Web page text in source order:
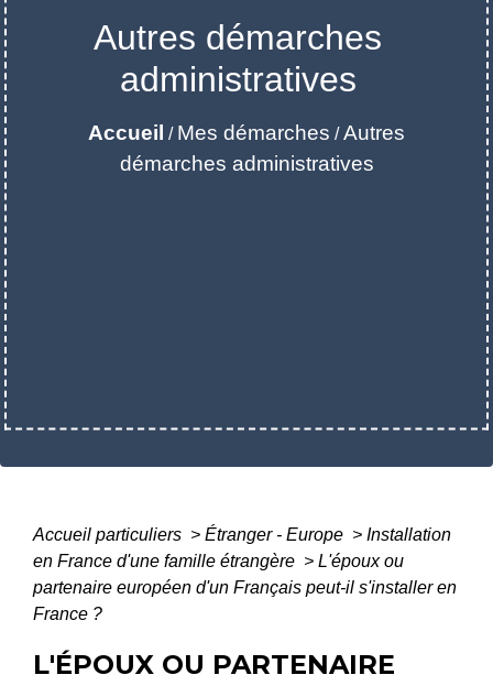
Autres démarches
administratives
Accueil / Mes démarches /Autres
démarches administratives
Accueil particuliers > Étranger - Europe > Installation
en France d'une famille étrangère > L'époux ou
partenaire européen d'un Français peut-il s'installer en
France ?
L'ÉPOUX OU PARTENAIRE